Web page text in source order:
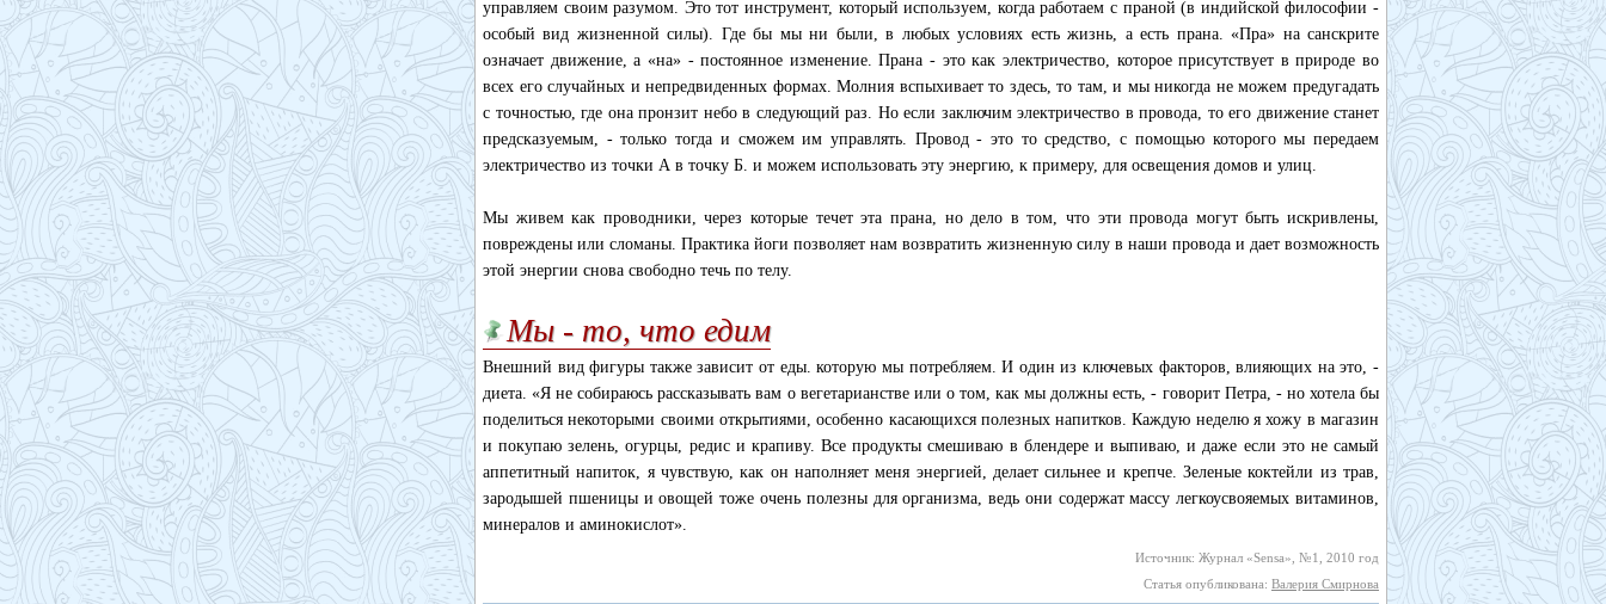
управляем своим разумом. Это тот инструмент, который используем, когда работаем с праной (в индийской философии -
особый вид жизненной силы). Где бы мы ни были, в любых условиях есть жизнь, а есть прана. «Пра» на санскрите
означает движение, а «на» - постоянное изменение. Прана - это как электричество, которое присутствует в природе во
всех его случайных и непредвиденных формах. Молния вспыхивает то здесь, то там, и мы никогда не можем предугадать
с точностью, где она пронзит небо в следующий раз. Но если заключим электричество в провода, то его движение станет
предсказуемым, - только тогда и сможем им управлять. Провод - это то средство, с помощью которого мы передаем
электричество из точки А в точку Б. и можем использовать эту энергию, к примеру, для освещения домов и улиц.
Мы живем как проводники, через которые течет эта прана, но дело в том, что эти провода могут быть искривлены,
повреждены или сломаны. Практика йоги позволяет нам возвратить жизненную силу в наши провода и дает возможность
этой энергии снова свободно течь по телу.
Мы - то, что едим
Внешний вид фигуры также зависит от еды. которую мы потребляем. И один из ключевых факторов, влияющих на это, -
диета. «Я не собираюсь рассказывать вам о вегетарианстве или о том, как мы должны есть, - говорит Петра, - но хотела бы
поделиться некоторыми своими открытиями, особенно касающихся полезных напитков. Каждую неделю я хожу в магазин
и покупаю зелень, огурцы, редис и крапиву. Все продукты смешиваю в блендере и выпиваю, и даже если это не самый
аппетитный напиток, я чувствую, как он наполняет меня энергией, делает сильнее и крепче. Зеленые коктейли из трав,
зародышей пшеницы и овощей тоже очень полезны для организма, ведь они содержат массу легкоусвояемых витаминов,
минералов и аминокислот».
Источник: Журнал «Sensa», №1, 2010 год
Статья опубликована: Валерия Смирнова